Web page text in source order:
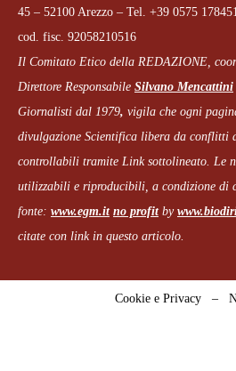
45 – 52100 Arezzo – Tel. +39 0575
cod. fisc. 92058210516
Il Comitato Etico della REDAZIONE,
Direttore Responsabile Silvano Mencattini
Giornalisti dal 1979, vigila che ogni
divulgazione Scientifica libera da conflitti
controllabili tramite Link sottolineato. Le
utilizzabili e riproducibili, a condizione di
fonte: www.egm.it no profitby
citate con link in questo articolo.
Cookie e Privacy –